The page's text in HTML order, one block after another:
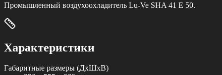
Промышленный воздухоохладитель Lu-Ve SHA 41 E 50.
Характеристики
Габаритные размеры (ДxШxВ)